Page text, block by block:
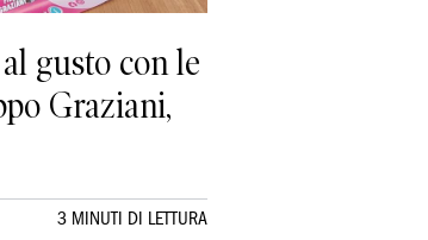
gusto con le
Graziani,
3 MINUTI DI LETTURA